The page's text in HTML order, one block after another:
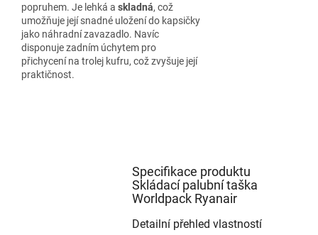
popruhem. Je lehká a skladná, což
umožňuje její snadné uložení do kapsičky
jako náhradní zavazadlo. Navíc
disponuje zadním úchytem pro
přichycení na trolej kufru, což zvyšuje její
praktičnost.
Specifikace produktu
Skládací palubní taška
Worldpack Ryanair
Detailní přehled vlastností